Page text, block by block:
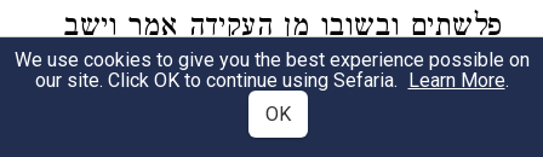
פלשתים ובשובו מן העקידה אמר וישב
אברהם אל נעריו ויקומו וילכו יחדיו אל
באר שבע וישב אברהם בבאר שבע כי
We use cookies to give you the best experience possible on
our site. Click OK to continue using Sefaria. Learn More.
OK